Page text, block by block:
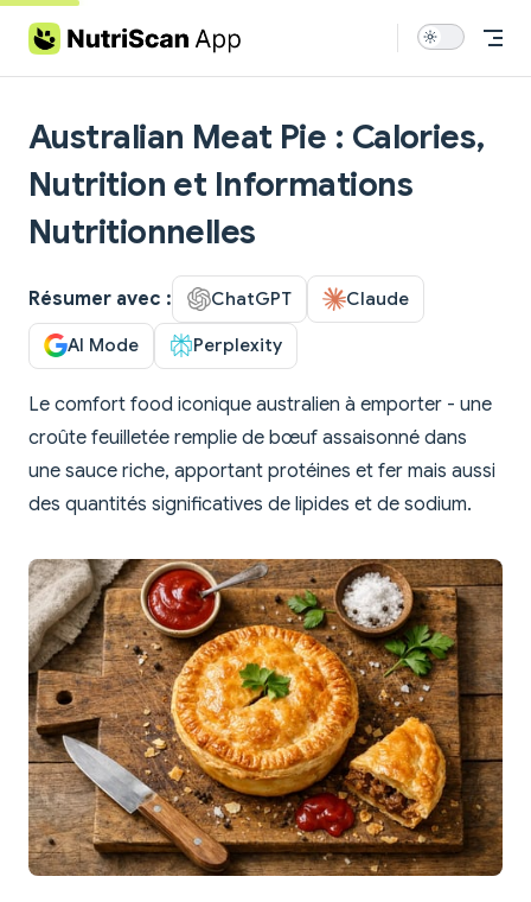
Skip to content
Australian Meat Pie : Calories,
Nutrition et Informations
Nutritionnelles
Résumer avec : ChatGPT Claude
AI Mode Perplexity
Le comfort food iconique australien à emporter - une
croûte feuilletée remplie de bœuf assaisonné dans
une sauce riche, apportant protéines et fer mais aussi
des quantités significatives de lipides et de sodium.